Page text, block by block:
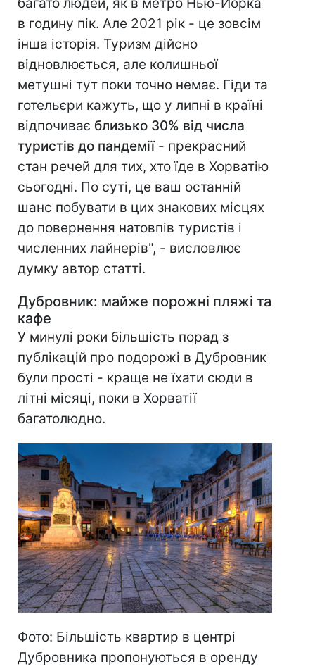
в годину пік. Але 2021 рік - це зовсім
інша історія. Туризм дійсно
відновлюється, але колишньої
метушні тут поки точно немає. Гіди та
готельєри кажуть, що у липні в країні
відпочиває близько 30% від числа
туристів до пандемії- прекрасний
стан речей для тих, хто їде в Хорватію
сьогодні. По суті, це ваш останній
шанс побувати в цих знакових місцях
до повернення натовпів туристів і
численних лайнерів", - висловлює
думку автор статті.
Дубровник: майже порожні пляжі та
кафе
У минулі роки більшість порад з
публікацій про подорожі в Дубровник
були прості - краще не їхати сюди в
літні місяці, поки в Хорватії
багатолюдно.
Фото: Більшість квартир в центрі
Дубровника пропонуються в оренду